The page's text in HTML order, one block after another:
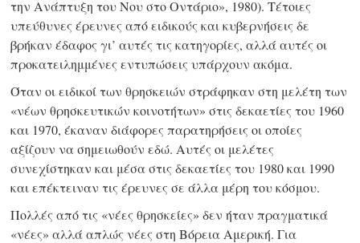
την Ανάπτυξη του Νου στο Οντάριο», 1980). Τέτοιες
υπεύθυνες έρευνες από ειδικούς και κυβερνήσεις δε
βρήκαν έδαφος γι’ αυτές τις κατηγορίες, αλλά αυτές οι
προκατειλημμένες εντυπώσεις υπάρχουν ακόμα.
Όταν οι ειδικοί των θρησκειών στράφηκαν στη μελέτη των
«νέων θρησκευτικών κοινοτήτων» στις δεκαετίες του 1960
και 1970, έκαναν διάφορες παρατηρήσεις οι οποίες
αξίζουν να σημειωθούν εδώ. Αυτές οι μελέτες
συνεχίστηκαν και μέσα στις δεκαετίες του 1980 και 1990
και επέκτειναν τις έρευνες σε άλλα μέρη του κόσμου.
Πολλές από τις «νέες θρησκείες» δεν ήταν πραγματικά
«νέες» αλλά απλώς νέες στη Βόρεια Αμερική. Για